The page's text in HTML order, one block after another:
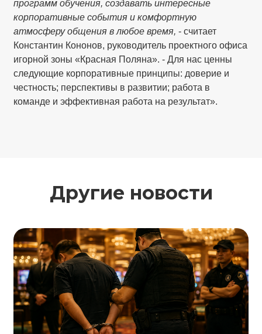
программ обучения, создавать интересные
корпоративные события и комфортную
атмосферу общения в любое время,- считает
Константин Кононов, руководитель проектного офиса
игорной зоны «Красная Поляна». - Для нас ценны
следующие корпоративные принципы: доверие и
честность; перспективы в развитии; работа в
команде и эффективная работа на результат».
Другие новости